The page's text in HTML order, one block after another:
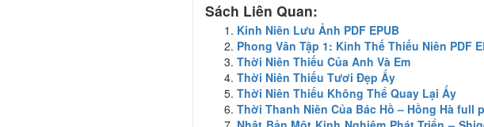
Sách Liên Quan:
Kinh Niên Lưu Ảnh PDF EPUB
Phong Vân Tập 1: Kinh Thế Thiếu Niên PDF
Thời Niên Thiếu Của Anh Và Em
Thời Niên Thiếu Tươi Đẹp Ấy
Thời Niên Thiếu Không Thể Quay Lại Ấy
Thời Thanh Niên Của Bác Hồ – Hồng Hà full